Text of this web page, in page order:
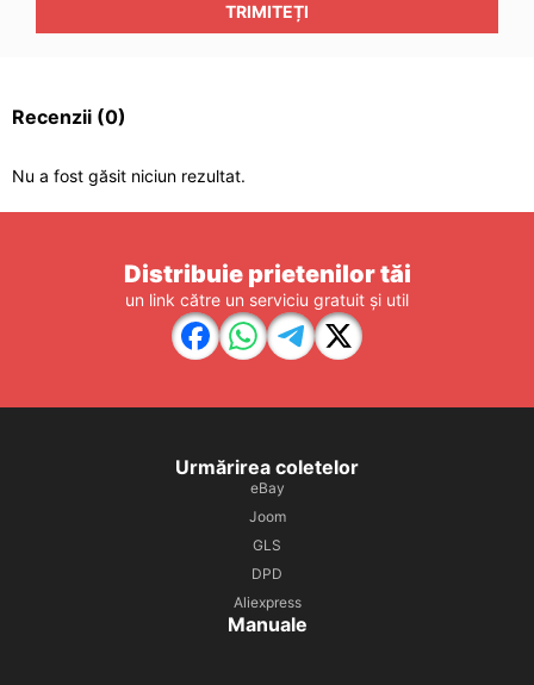
TRIMITEȚI
Recenzii (0)
Nu a fost găsit niciun rezultat.
Distribuie prietenilor tăi
un link către un serviciu gratuit și util
Urmărirea coletelor
eBay
Joom
GLS
DPD
Aliexpress
Manuale